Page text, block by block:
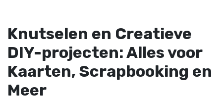
Knutselen en Creatieve
DIY-projecten: Alles voor
Kaarten, Scrapbooking en
Meer